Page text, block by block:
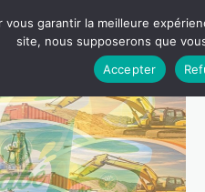
vous garantir la meilleure
site, nous supposerons que
Accepter